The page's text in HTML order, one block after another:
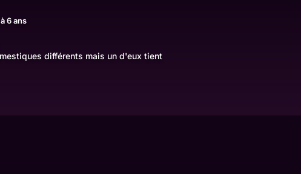
6 ans
différents mais un d'eux tient